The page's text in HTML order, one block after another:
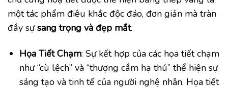
một tác phẩm điêu khắc độc đáo, đơn giản mà tràn
đầy sựsang trọng và đẹp mắt.
Họa Tiết Chạm: Sự kết hợp của các họa tiết chạm
như “cù lệch” và “thượng cầm hạ thú” thể hiện sự
sáng tạo và tinh tế của người nghệ nhân. Họa tiết